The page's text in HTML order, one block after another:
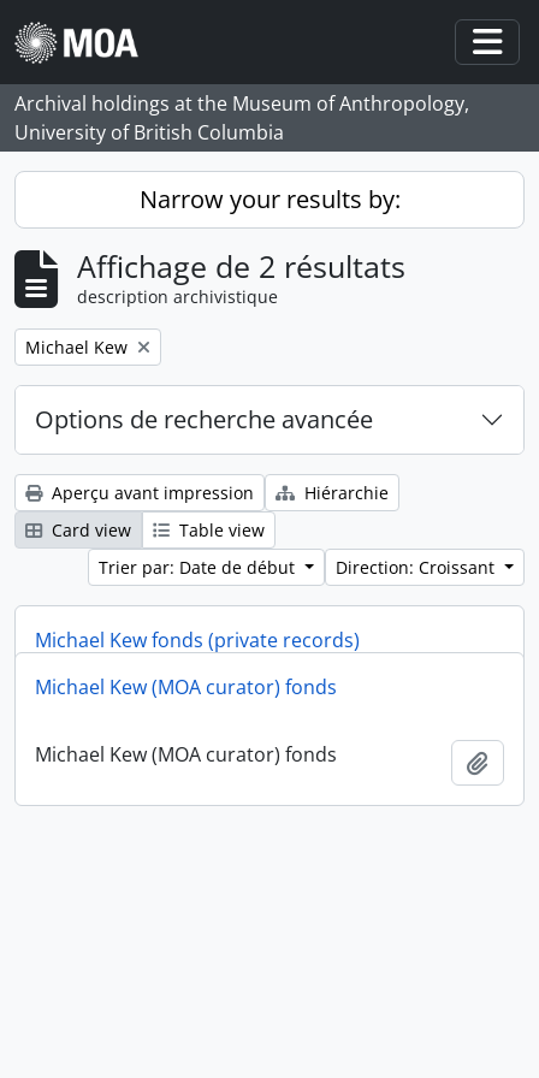
Skip to main content
Archival holdings at the Museum of Anthropology,
University of British Columbia
Narrow your results by:
Affichage de 2 résultats
description archivistique
Remove filter:
Michael Kew
Options de recherche avancée
Aperçu avant impression
Hiérarchie
Card view
Table view
Trier par: Date de début
Direction: Croissant
Michael Kew fonds (private records)
Michael Kew (MOA curator) fonds
Michael Kew (MOA curator) fonds